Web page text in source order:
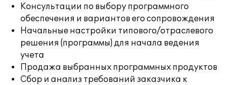
Консультации по выбору программного
обеспечения и вариантов его сопровождения
Начальные настройки типового/отраслевого
решения (программы) для начала ведения
учета
Продажа выбранных программных продуктов
Сбор и анализ требований заказчика к